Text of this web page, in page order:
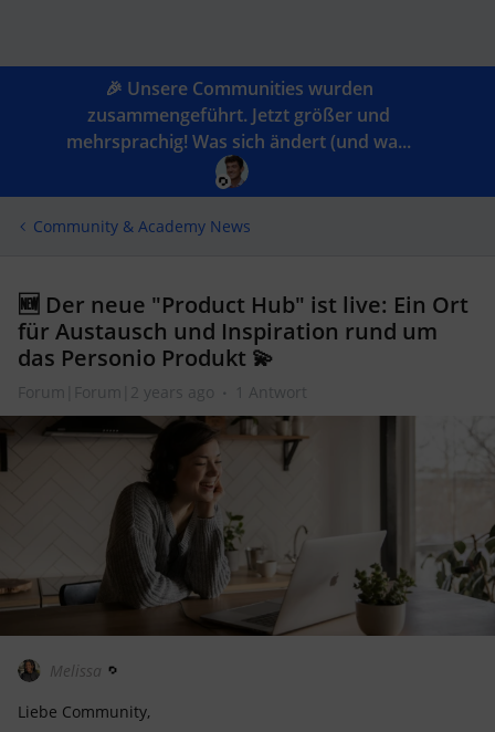
🎉 Unsere Communities wurden
zusammengeführt. Jetzt größer und
mehrsprachig! Was sich ändert (und wa...
Community & Academy News
🆕 Der neue "Product Hub" ist live: Ein Ort
für Austausch und Inspiration rund um
das Personio Produkt 💫
Forum|Forum|2 years ago 1 Antwort
Melissa
Liebe Community,